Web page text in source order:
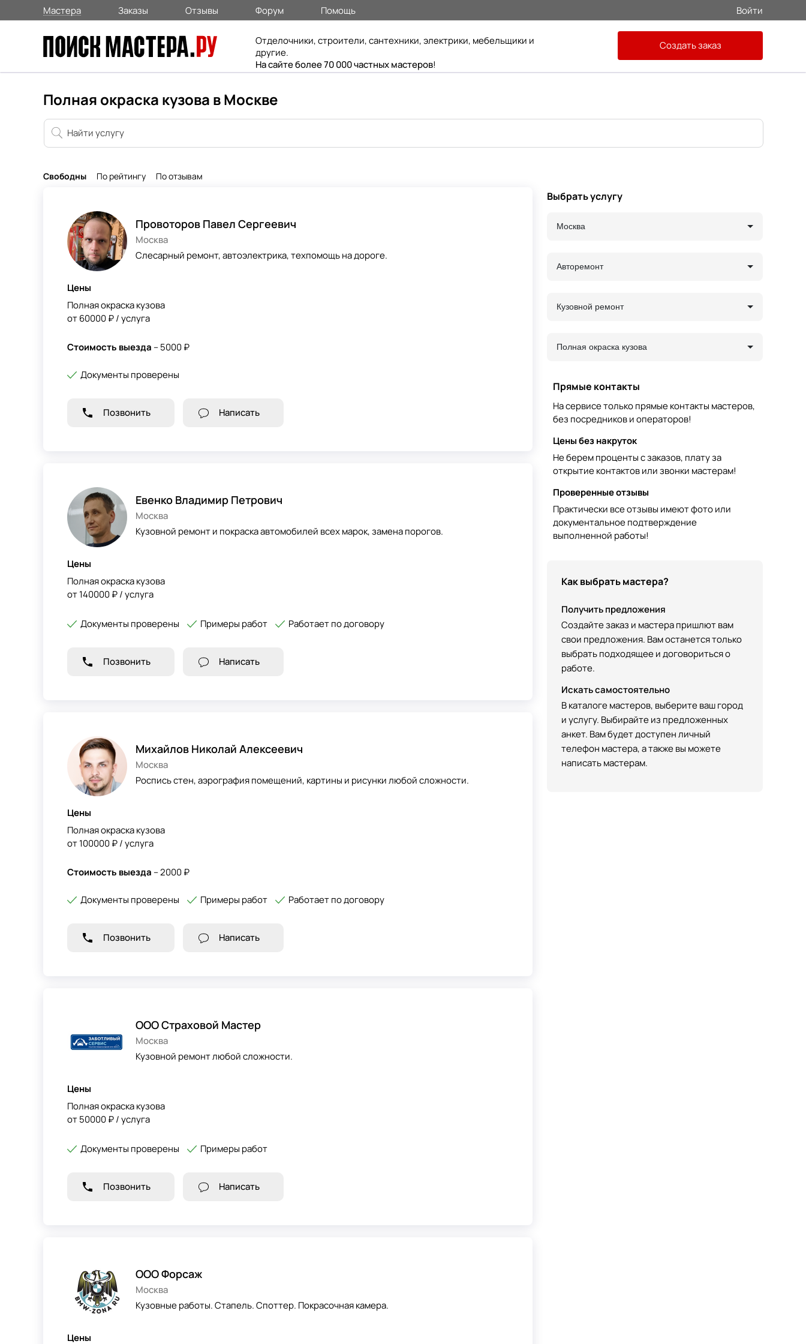
Мастера Заказы Отзывы Форум Помощь Войти
Отделочники, строители, сантехники, электрики, мебельщики и
другие.
На сайте более 70 000 частных мастеров!
Создать заказ
Полная окраска кузова в Москве
Свободны По рейтингу По отзывам
Провоторов Павел Сергеевич
Москва
Слесарный ремонт, автоэлектрика, техпомощь на дороге.
Цены
Полная окраска кузова
от 60000 ₽ / услуга
Стоимость выезда – 5000 ₽
Документы проверены
Позвонить Написать
Евенко Владимир Петрович
Москва
Кузовной ремонт и покраска автомобилей всех марок, замена порогов.
Цены
Полная окраска кузова
от 140000 ₽ / услуга
Документы проверены Примеры работ Работает по договору
Позвонить Написать
Михайлов Николай Алексеевич
Москва
Роспись стен, аэрография помещений, картины и рисунки любой сложности.
Цены
Полная окраска кузова
от 100000 ₽ / услуга
Стоимость выезда – 2000 ₽
Документы проверены Примеры работ Работает по договору
Позвонить Написать
ООО Страховой Мастер
Москва
Кузовной ремонт любой сложности.
Цены
Полная окраска кузова
от 50000 ₽ / услуга
Документы проверены Примеры работ
Позвонить Написать
ООО Форсаж
Москва
Кузовные работы. Стапель. Споттер. Покрасочная камера.
Цены
Выбрать услугу
Москва
Авторемонт
Кузовной ремонт
Полная окраска кузова
Прямые контакты
На сервисе только прямые контакты мастеров,
без посредников и операторов!
Цены без накруток
Не берем проценты с заказов, плату за
открытие контактов или звонки мастерам!
Проверенные отзывы
Практически все отзывы имеют фото или
документальное подтверждение
выполненной работы!
Как выбрать мастера?
Получить предложения
Создайте заказ и мастера пришлют вам
свои предложения. Вам останется только
выбрать подходящее и договориться о
работе.
Искать самостоятельно
В каталоге мастеров, выберите ваш город
и услугу. Выбирайте из предложенных
анкет. Вам будет доступен личный
телефон мастера, а также вы можете
написать мастерам.